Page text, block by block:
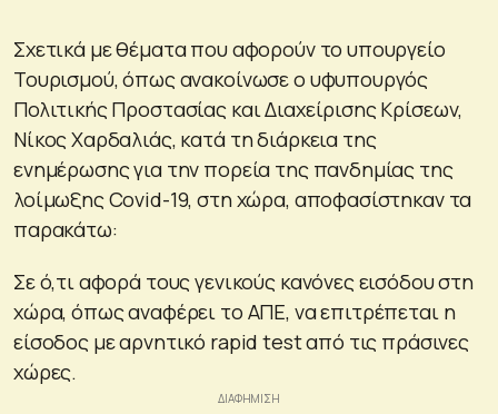
Σχετικά με θέματα που αφορούν το υπουργείο
Τουρισμού, όπως ανακοίνωσε ο υφυπουργός
Πολιτικής Προστασίας και Διαχείρισης Κρίσεων,
Νίκος Χαρδαλιάς, κατά τη διάρκεια της
ενημέρωσης για την πορεία της πανδημίας της
λοίμωξης Covid-19, στη χώρα, αποφασίστηκαν τα
παρακάτω:
Σε ό,τι αφορά τους γενικούς κανόνες εισόδου στη
χώρα, όπως αναφέρει το ΑΠΕ, να επιτρέπεται η
είσοδος με αρνητικό rapid test από τις πράσινες
χώρες.